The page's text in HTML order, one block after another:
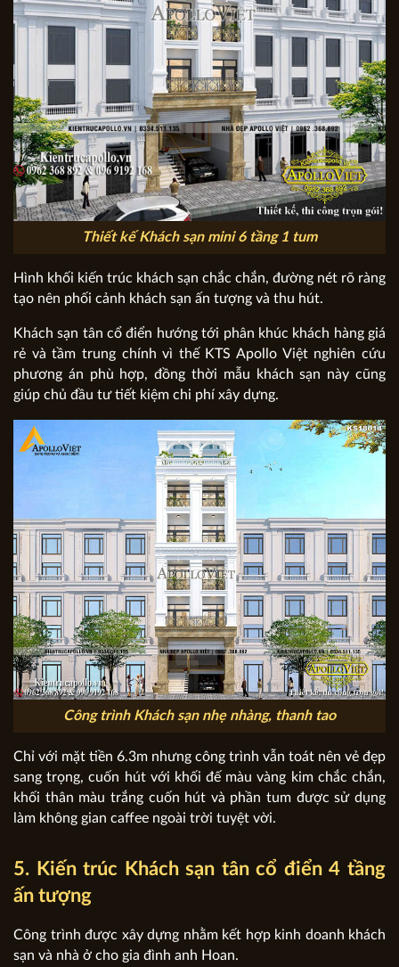
Thiết kế Khách sạn mini 6 tầng 1 tum
Hình khối kiến trúc khách sạn chắc chắn, đường nét rõ ràng
tạo nên phối cảnh khách sạn ấn tượng và thu hút.
Khách sạn tân cổ điển hướng tới phân khúc khách hàng giá
rẻ và tầm trung chính vì thế KTS Apollo Việt nghiên cứu
phương án phù hợp, đồng thời mẫu khách sạn này cũng
giúp chủ đầu tư tiết kiệm chi phí xây dựng.
Công trình Khách sạn nhẹ nhàng, thanh tao
Chỉ với mặt tiền 6.3m nhưng công trình vẫn toát nên vẻ đẹp
sang trọng, cuốn hút với khối đế màu vàng kim chắc chắn,
khối thân màu trắng cuốn hút và phần tum được sử dụng
làm không gian caffee ngoài trời tuyệt vời.
5. Kiến trúc Khách sạn tân cổ điển 4 tầng
ấn tượng
Công trình được xây dựng nhằm kết hợp kinh doanh khách
sạn và nhà ở cho gia đình anh Hoan.